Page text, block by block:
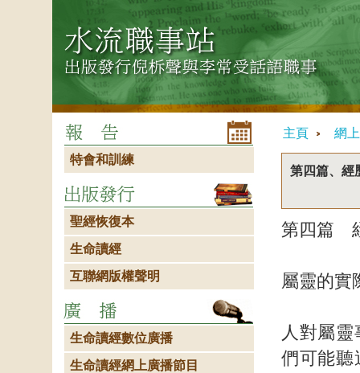
主頁 網
第四篇、經
第四篇
屬靈的實
人對屬
們可能聽
特會和訓練
聖經恢復本
生命讀經
互聯網版權聲明
生命讀經數位廣播
生命讀經網上廣播節目